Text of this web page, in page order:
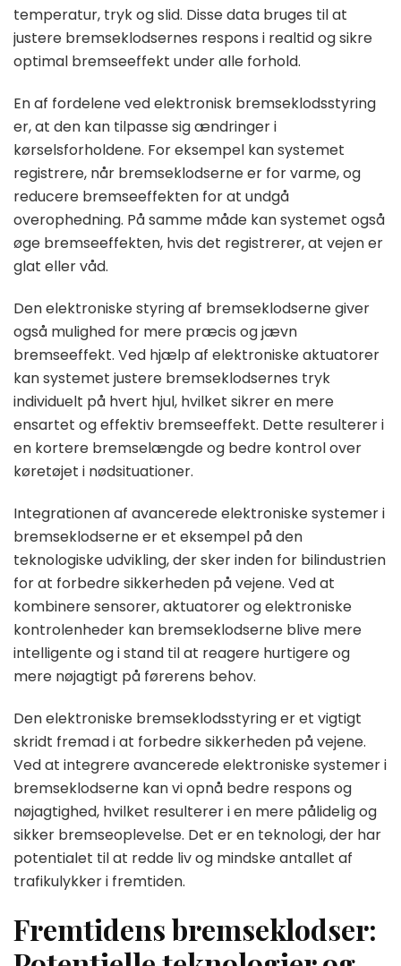
temperatur, tryk og slid. Disse data bruges til at
justere bremseklodsernes respons i realtid og sikre
optimal bremseeffekt under alle forhold.
En af fordelene ved elektronisk bremseklodsstyring
er, at den kan tilpasse sig ændringer i
kørselsforholdene. For eksempel kan systemet
registrere, når bremseklodserne er for varme, og
reducere bremseeffekten for at undgå
overophedning. På samme måde kan systemet også
øge bremseeffekten, hvis det registrerer, at vejen er
glat eller våd.
Den elektroniske styring af bremseklodserne giver
også mulighed for mere præcis og jævn
bremseeffekt. Ved hjælp af elektroniske aktuatorer
kan systemet justere bremseklodsernes tryk
individuelt på hvert hjul, hvilket sikrer en mere
ensartet og effektiv bremseeffekt. Dette resulterer i
en kortere bremselængde og bedre kontrol over
køretøjet i nødsituationer.
Integrationen af avancerede elektroniske systemer i
bremseklodserne er et eksempel på den
teknologiske udvikling, der sker inden for bilindustrien
for at forbedre sikkerheden på vejene. Ved at
kombinere sensorer, aktuatorer og elektroniske
kontrolenheder kan bremseklodserne blive mere
intelligente og i stand til at reagere hurtigere og
mere nøjagtigt på førerens behov.
Den elektroniske bremseklodsstyring er et vigtigt
skridt fremad i at forbedre sikkerheden på vejene.
Ved at integrere avancerede elektroniske systemer i
bremseklodserne kan vi opnå bedre respons og
nøjagtighed, hvilket resulterer i en mere pålidelig og
sikker bremseoplevelse. Det er en teknologi, der har
potentialet til at redde liv og mindske antallet af
trafikulykker i fremtiden.
Fremtidens bremseklodser: